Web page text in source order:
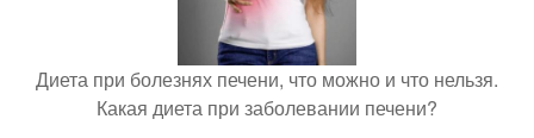
Диета при болезнях печени, что можно и что нельзя.
Какая диета при заболевании печени?